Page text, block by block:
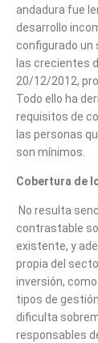
andadura fue
desarrollo
configurado un
las crecientes
20/12/2012,
Todo ello ha
requisitos de
las personas
son mínimos.
Cobertura de
No resulta
contrastable
existente, y
propia del
inversión,
tipos de
dificulta
responsables